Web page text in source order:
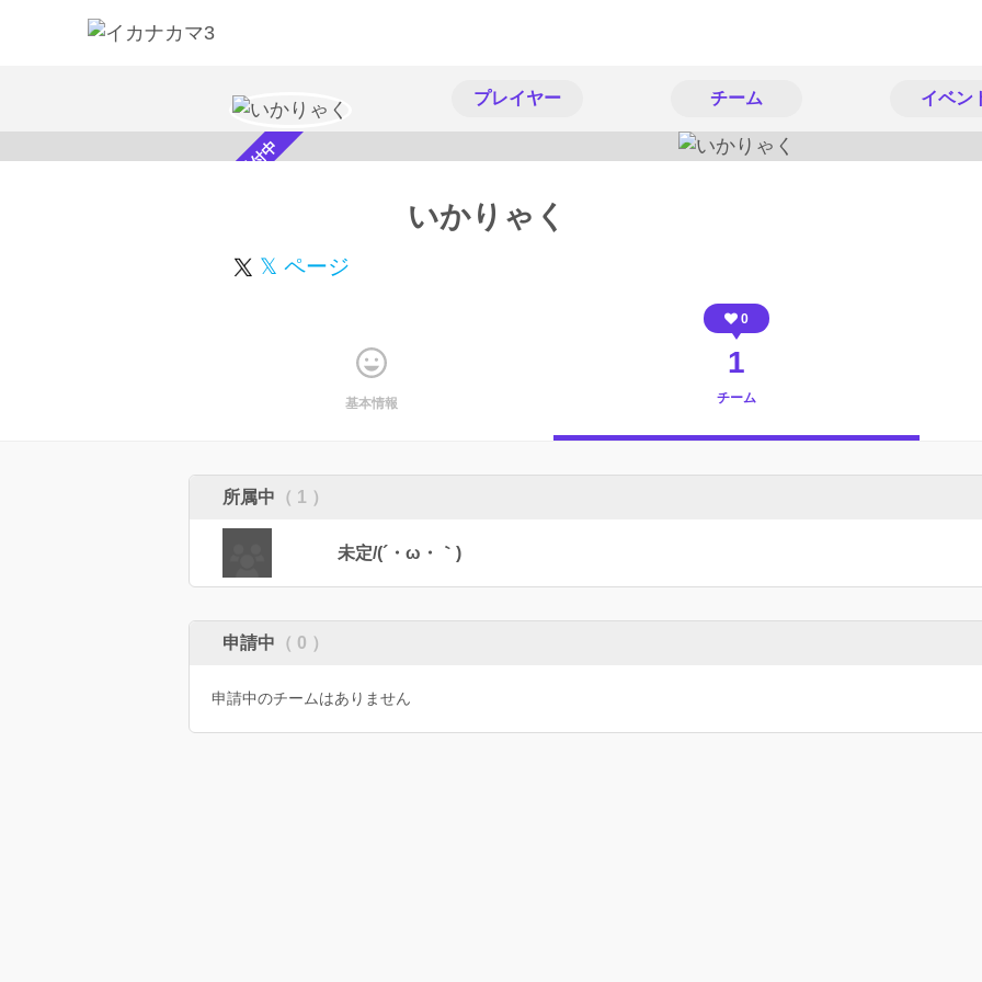
プレイヤー チーム イベン
スカウト受付中 いかりゃく
𝕏 ページ
基本情報
0
1
チーム
所属中 （ 1 ）
未定/(´・ω・｀)
申請中 （ 0 ）
申請中のチームはありません